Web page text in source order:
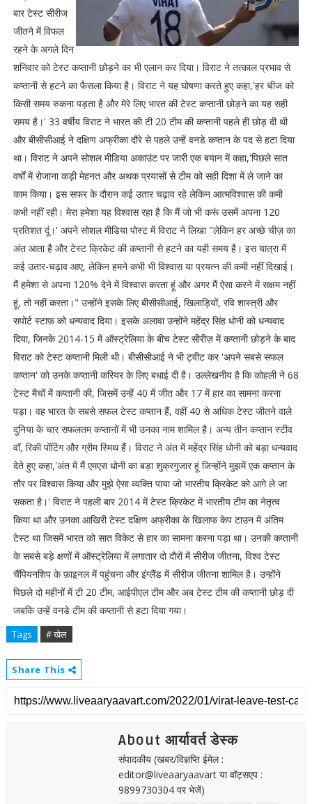
बार टेस्ट सीरीज
जीतने में विफल
रहने के अगले दिन
शनिवार को टेस्ट कप्तानी छोड़ने का भी एलान कर दिया। विराट ने तत्काल प्रभाव से
कप्तानी से हटने का फैसला किया है। विराट ने यह घोषणा करते हुए कहा,'हर चीज को
किसी समय रुकना पड़ता है और मेरे लिए भारत की टेस्ट कप्तानी छोड़ने का यह सही
समय है।' 33 वर्षीय विराट ने भारत की टी 20 टीम की कप्तानी पहले ही छोड़ दी थी
और बीसीसीआई ने दक्षिण अफ्रीका दौरे से पहले उन्हें वनडे कप्तान के पद से हटा दिया
था। विराट ने अपने सोशल मीडिया अकाउंट पर जारी एक बयान में कहा,'पिछले सात
वर्षों में रोजाना कड़ी मेहनत और अथक प्रयासों से टीम को सही दिशा में ले जाने का
काम किया। इस सफर के दौरान कई उतार चढ़ाव रहे लेकिन आत्मविश्वास की कमी
कभी नहीं रही। मेरा हमेशा यह विश्वास रहा है कि मैं जो भी करूं उसमें अपना 120
प्रतिशत दूं।' अपने सोशल मीडिया पोस्ट में विराट ने लिखा "लेकिन हर अच्छे चीज़ का
अंत आता है और टेस्ट क्रिकेट की कप्तानी से हटने का यही समय है। इस यात्रा में
कई उतार-चढ़ाव आए, लेकिन हमने कभी भी विश्वास या प्रयत्न की कमी नहीं दिखाई।
मैं हमेशा से अपना 120% देने में विश्वास करता हूं और अगर मैं ऐसा करने में सक्षम नहीं
हूं, तो नहीं करता।" उन्होंने इसके लिए बीसीसीआई, खिलाड़ियों, रवि शास्त्री और
सपोर्ट स्टाफ़ को धन्यवाद दिया। इसके अलावा उन्होंने महेंद्र सिंह धोनी को धन्यवाद
दिया, जिनके 2014-15 में ऑस्ट्रेलिया के बीच टेस्ट सीरीज़ में कप्तानी छोड़ने के बाद
विराट को टेस्ट कप्तानी मिली थी। बीसीसीआई ने भी ट्वीट कर 'अपने सबसे सफल
कप्तान' को उनके कप्तानी करियर के लिए बधाई दी है। उल्लेखनीय है कि कोहली ने 68
टेस्ट मैचों में कप्तानी की, जिसमें उन्हें 40 में जीत और 17 में हार का सामना करना
पड़ा। वह भारत के सबसे सफल टेस्ट कप्तान हैं, वहीं 40 से अधिक टेस्ट जीतने वाले
दुनिया के चार सफलतम कप्तानों में भी उनका नाम शामिल है। अन्य तीन कप्तान स्टीव
वॉ, रिकी पोंटिंग और ग्रीम स्मिथ हैं। विराट ने अंत में महेंद्र सिंह धोनी को बड़ा धन्यवाद
देते हुए कहा,'अंत में मैं एमएस धोनी का बड़ा शुक्रगुजार हूं जिन्होंने मुझमें एक कप्तान के
तौर पर विश्वास किया और मुझे ऐसा व्यक्ति पाया जो भारतीय क्रिकेट को आगे ले जा
सकता है।' विराट ने पहली बार 2014 में टेस्ट क्रिकेट में भारतीय टीम का नेतृत्व
किया था और उनका आखिरी टेस्ट दक्षिण अफ्रीका के खिलाफ केप टाउन में अंतिम
टेस्ट था जिसमें भारत को सात विकेट से हार का सामना करना पड़ा था। उनकी कप्तानी
के सबसे बड़े क्षणों में ऑस्ट्रेलिया में लगातार दो दौरों में सीरीज जीतना, विश्व टेस्ट
चैंपियनशिप के फ़ाइनल में पहुंचना और इंग्लैंड में सीरीज जीतना शामिल है। उन्होंने
पिछले दो महीनों में टी 20 टीम, आईपीएल टीम और अब टेस्ट टीम की कप्तानी छोड़ दी
जबकि उन्हें वनडे टीम की कप्तानी से हटा दिया गया।
Tags # खेल
Share This
About आर्यावर्त डेस्क
संपादकीय (खबर/विज्ञप्ति ईमेल :
editor@liveaaryaavart या वॉट्सएप :
9899730304 पर भेजें)